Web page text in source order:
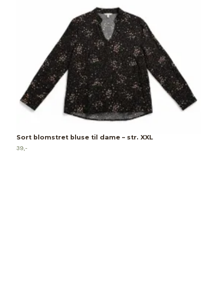
Sort blomstret bluse til dame – str. XXL
39,-